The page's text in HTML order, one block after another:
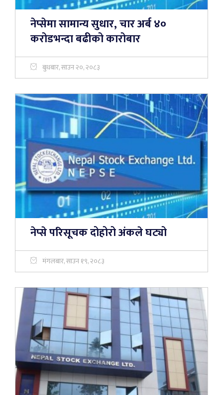
नेप्सेमा सामान्य सुधार, चार अर्ब ४०
करोडभन्दा बढीको कारोबार
बुधबार, साउन २०, २०८३
नेप्से परिसूचक दोहोरो अंकले घट्यो
मंगलबार, साउन १९, २०८३